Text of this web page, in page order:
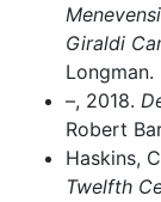
Giraldi
Longman.
–, 2018.
Robert
Haskins,
Twelfth